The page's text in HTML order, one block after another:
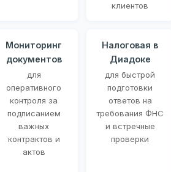
клиентов
Мониторинг
документов
для
оперативного
контроля за
подписанием
важных
контрактов и
актов
Налоговая в
Диадоке
для быстрой
подготовки
ответов на
требования ФНС
и встречные
проверки